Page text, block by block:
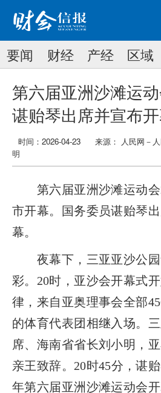
要闻 财经 产经 区域
第六届亚洲沙滩运
谌贻琴出席并宣布
时间：2026-04-23 来源： 人民网－
明
第六届亚洲沙滩运动会
市开幕。国务委员谌贻琴
幕。
夜幕下，三亚亚沙公园
彩。20时，亚沙会开幕式
律，来自亚奥理事会全部
的体育代表团相继入场。
席、海南省省长刘小明，
亲王致辞。20时45分，谌
年第六届亚洲沙滩运动会